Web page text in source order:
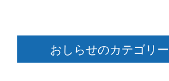
おしらせのカテゴリー